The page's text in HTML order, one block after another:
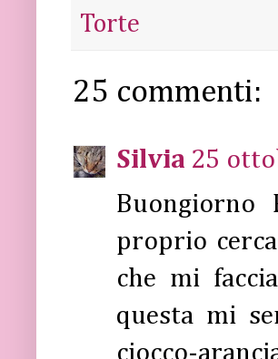
Torte
25 commenti:
Silvia 25
Buongiorno
proprio
che mi
questa mi
ciocco-